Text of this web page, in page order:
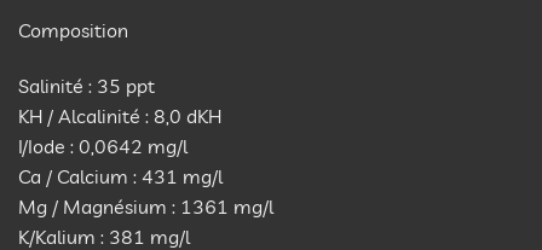
Composition
Salinité : 35 ppt
KH / Alcalinité : 8,0 dKH
I/Iode : 0,0642 mg/l
Ca / Calcium : 431 mg/l
Mg / Magnésium : 1361 mg/l
K/Kalium : 381 mg/l